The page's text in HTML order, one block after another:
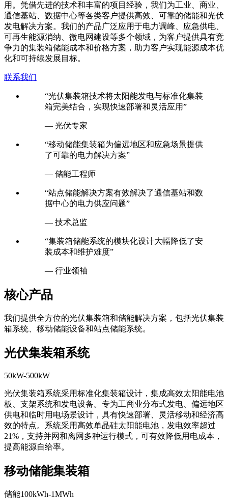
用。凭借先进的技术和丰富的项目经验，我们为工业、商业、
通信基站、数据中心等各类客户提供高效、可靠的储能和光伏
发电解决方案。我们的产品广泛应用于电力调峰、应急供电、
可再生能源消纳、微电网建设等多个领域，为客户提供具有竞
争力的集装箱储能成本和价格方案，助力客户实现能源成本优
化和可持续发展目标。
联系我们
“光伏集装箱技术将太阳能发电与标准化集装
箱完美结合，实现快速部署和灵活应用”
— 光伏专家
“移动储能集装箱为偏远地区和应急场景提供
了可靠的电力解决方案”
— 储能工程师
“站点储能解决方案有效解决了通信基站和数
据中心的电力供应问题”
— 技术总监
“集装箱储能系统的模块化设计大幅降低了安
装成本和维护难度”
— 行业领袖
核心产品
我们提供全方位的光伏集装箱和储能解决方案，包括光伏集装
箱系统、移动储能设备和站点储能系统。
光伏集装箱系统
50kW-500kW
光伏集装箱系统采用标准化集装箱设计，集成高效太阳能电池
板、支架系统和发电设备。专为工商业分布式发电、偏远地区
供电和临时用电场景设计，具有快速部署、灵活移动和经济高
效的特点。系统采用高效单晶硅太阳能电池，发电效率超过
21%，支持并网和离网多种运行模式，可有效降低用电成本，
提高能源自给率。
移动储能集装箱
储能100kWh-1MWh